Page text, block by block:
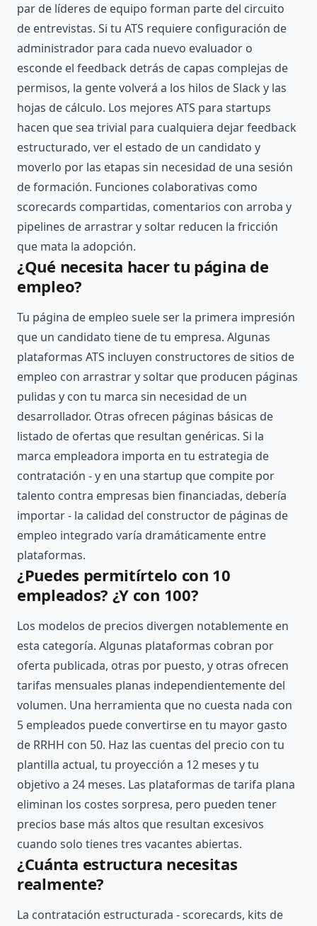
par de líderes de equipo forman parte del circuito
de entrevistas. Si tu ATS requiere configuración de
administrador para cada nuevo evaluador o
esconde el feedback detrás de capas complejas de
permisos, la gente volverá a los hilos de Slack y las
hojas de cálculo. Los mejores ATS para startups
hacen que sea trivial para cualquiera dejar feedback
estructurado, ver el estado de un candidato y
moverlo por las etapas sin necesidad de una sesión
de formación. Funciones colaborativas como
scorecards compartidas, comentarios con arroba y
pipelines de arrastrar y soltar reducen la fricción
que mata la adopción.
¿Qué necesita hacer tu página de
empleo?
Tu página de empleo suele ser la primera impresión
que un candidato tiene de tu empresa. Algunas
plataformas ATS incluyen constructores de sitios de
empleo con arrastrar y soltar que producen páginas
pulidas y con tu marca sin necesidad de un
desarrollador. Otras ofrecen páginas básicas de
listado de ofertas que resultan genéricas. Si la
marca empleadora importa en tu estrategia de
contratación - y en una startup que compite por
talento contra empresas bien financiadas, debería
importar - la calidad del constructor de páginas de
empleo integrado varía dramáticamente entre
plataformas.
¿Puedes permitírtelo con 10
empleados? ¿Y con 100?
Los modelos de precios divergen notablemente en
esta categoría. Algunas plataformas cobran por
oferta publicada, otras por puesto, y otras ofrecen
tarifas mensuales planas independientemente del
volumen. Una herramienta que no cuesta nada con
5 empleados puede convertirse en tu mayor gasto
de RRHH con 50. Haz las cuentas del precio con tu
plantilla actual, tu proyección a 12 meses y tu
objetivo a 24 meses. Las plataformas de tarifa plana
eliminan los costes sorpresa, pero pueden tener
precios base más altos que resultan excesivos
cuando solo tienes tres vacantes abiertas.
¿Cuánta estructura necesitas
realmente?
La contratación estructurada - scorecards, kits de